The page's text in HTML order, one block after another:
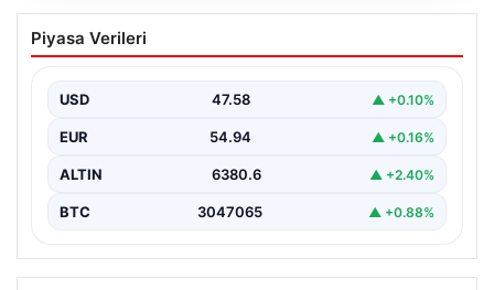
Erdal Beşikçioğlu’nun Esrar Testi Pozitif
Çıktı; Görevden Uzaklaştırılmıştı
rüşvet operasyonu kapsamında tutuklanan Belediye
Başkanı Erdal Beşikçioğlu’nun…
Piyasa Verileri
USD 47.58 ▲ +0.10%
EUR 54.94 ▲ +0.16%
ALTIN 6380.6 ▲ +2.40%
BTC 3047065 ▲ +0.88%